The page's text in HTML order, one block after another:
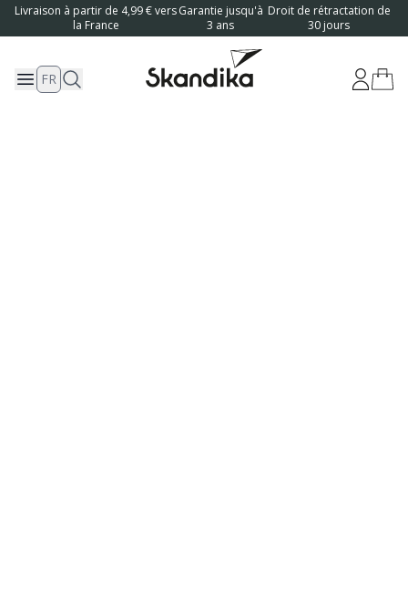
Livraison à partir de 4,99 € vers
la France
Garantie jusqu'à
3 ans
Droit de rétractation de
30 jours
FR